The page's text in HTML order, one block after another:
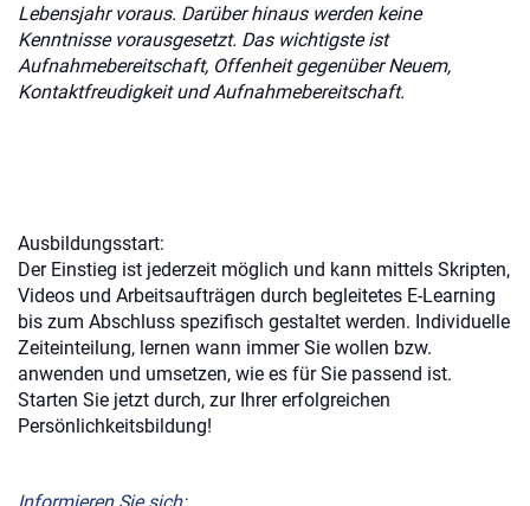
Lebensjahr voraus. Darüber hinaus werden keine
Kenntnisse vorausgesetzt. Das wichtigste ist
Aufnahmebereitschaft, Offenheit gegenüber Neuem,
Kontaktfreudigkeit und Aufnahmebereitschaft.
Ausbildungsstart:
Der Einstieg ist jederzeit möglich und kann mittels Skripten,
Videos und Arbeitsaufträgen durch begleitetes E-Learning
bis zum Abschluss spezifisch gestaltet werden. Individuelle
Zeiteinteilung, lernen wann immer Sie wollen bzw.
anwenden und umsetzen, wie es für Sie passend ist.
Starten Sie jetzt durch, zur Ihrer erfolgreichen
Persönlichkeitsbildung!